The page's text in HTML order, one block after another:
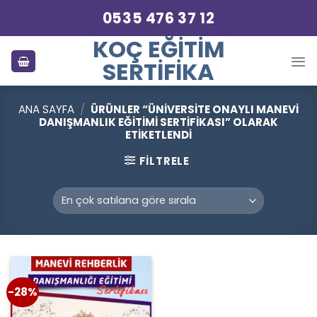
0535 476 37 12
KOÇ EĞITIM
SERTIFIKA
ANA SAYFA / ÜRÜNLER “ÜNIVERSITE ONAYLI MANEVI
DANIŞMANLIK EĞITIMI SERTIFIKASI” OLARAK
ETIKETLENDI
FILTRELE
-28%